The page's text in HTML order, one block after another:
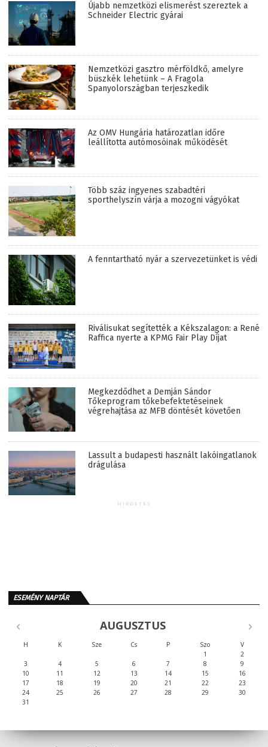
Újabb nemzetközi elismerést szereztek a
Schneider Electric gyárai
Nemzetközi gasztro mérföldkő, amelyre
büszkék lehetünk – A Fragola
Spanyolországban terjeszkedik
Az OMV Hungária határozatlan időre
leállította autómosóinak működését
Több száz ingyenes szabadtéri
sporthelyszín várja a mozogni vágyókat
A fenntartható nyár a szervezetünket is védi
Riválisukat segítették a Kékszalagon: a René
Raffica nyerte a KPMG Fair Play Díjat
Megkezdődhet a Demján Sándor
Tőkeprogram tőkebefektetéseinek
végrehajtása az MFB döntését követően
Lassult a budapesti használt lakóingatlanok
drágulása
HIRDETÉS
ESEMÉNY NAPTÁR
AUGUSZTUS
H K Sze Cs P Szo
V
1
2
3
4 5 6 7 8
9
10
11 12 13 14 15
16
17
18 19 20 21 22
23
24
25 26 27 28 29
30
31